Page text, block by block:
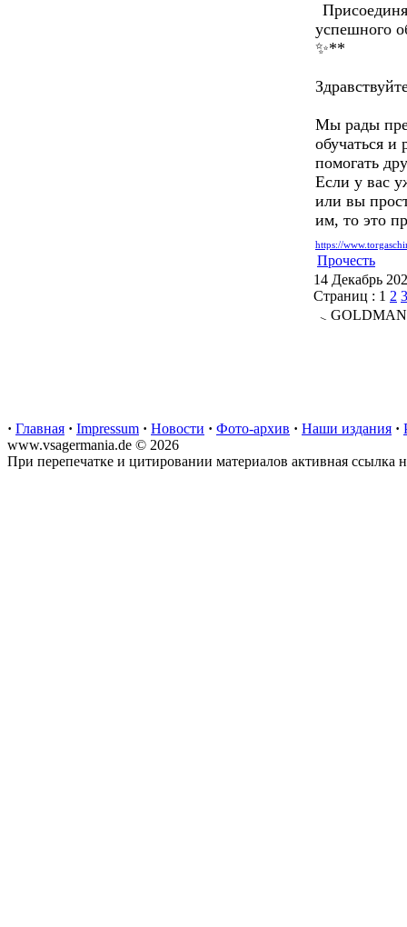
успешного
✨**
Мы рады
обучаться и
помогать
Если у вас
или вы
им, то это
https://
Прочесть
14 Декабрь
Страниц : 1 2 3
· Главная · Impressum · Новости · Фото-архив · Наши издания ·
www.vsagermania.de © 2026
При перепечатке и цитировании материалов активная ссылка